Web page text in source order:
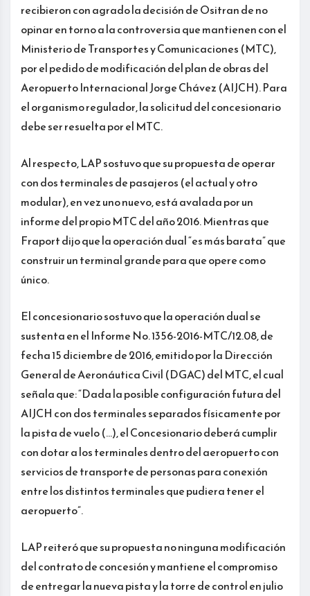
recibieron con agrado la decisión de Ositran de no
opinar en torno a la controversia que mantienen con el
Ministerio de Transportes y Comunicaciones (MTC),
por el pedido de modificación del plan de obras del
Aeropuerto Internacional Jorge Chávez (AIJCH). Para
el organismo regulador, la solicitud del concesionario
debe ser resuelta por el MTC.
Al respecto, LAP sostuvo que su propuesta de operar
con dos terminales de pasajeros (el actual y otro
modular), en vez uno nuevo, está avalada por un
informe del propio MTC del año 2016. Mientras que
Fraport dijo que la operación dual “es más barata” que
construir un terminal grande para que opere como
único.
El concesionario sostuvo que la operación dual se
sustenta en el Informe No. 1356-2016-MTC/12.08, de
fecha 15 diciembre de 2016, emitido por la Dirección
General de Aeronáutica Civil (DGAC) del MTC, el cual
señala que: “Dada la posible configuración futura del
AIJCH con dos terminales separados físicamente por
la pista de vuelo (…), el Concesionario deberá cumplir
con dotar a los terminales dentro del aeropuerto con
servicios de transporte de personas para conexión
entre los distintos terminales que pudiera tener el
aeropuerto”.
LAP reiteró que su propuesta no ninguna modificación
del contrato de concesión y mantiene el compromiso
de entregar la nueva pista y la torre de control en julio